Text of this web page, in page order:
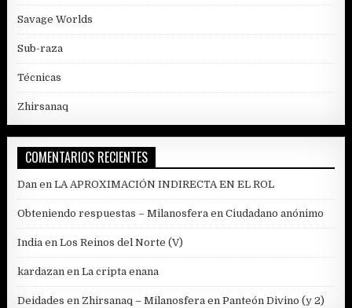
Savage Worlds
Sub-raza
Técnicas
Zhirsanaq
COMENTARIOS RECIENTES
Dan enLA APROXIMACIÓN INDIRECTA EN EL ROL
Obteniendo respuestas – Milanosfera enCiudadano anónimo
India enLos Reinos del Norte (V)
kardazan enLa cripta enana
Deidades en Zhirsanaq – Milanosfera enPanteón Divino (y 2)